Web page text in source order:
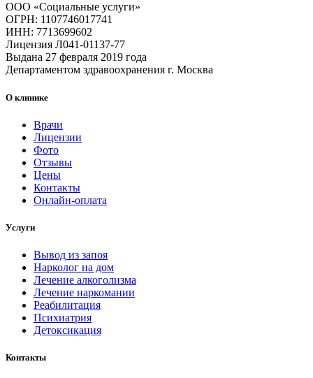
ООО «Социальные услуги»
ОГРН: 1107746017741
ИНН: 7713699602
Лицензия Л041-01137-77
Выдана 27 февраля 2019 года
Департаментом здравоохранения г. Москва
О клинике
Врачи
Лицензии
Фото
Отзывы
Цены
Контакты
Онлайн-оплата
Услуги
Вывод из запоя
Нарколог на дом
Лечение алкоголизма
Лечение наркомании
Реабилитация
Психиатрия
Детоксикация
Контакты